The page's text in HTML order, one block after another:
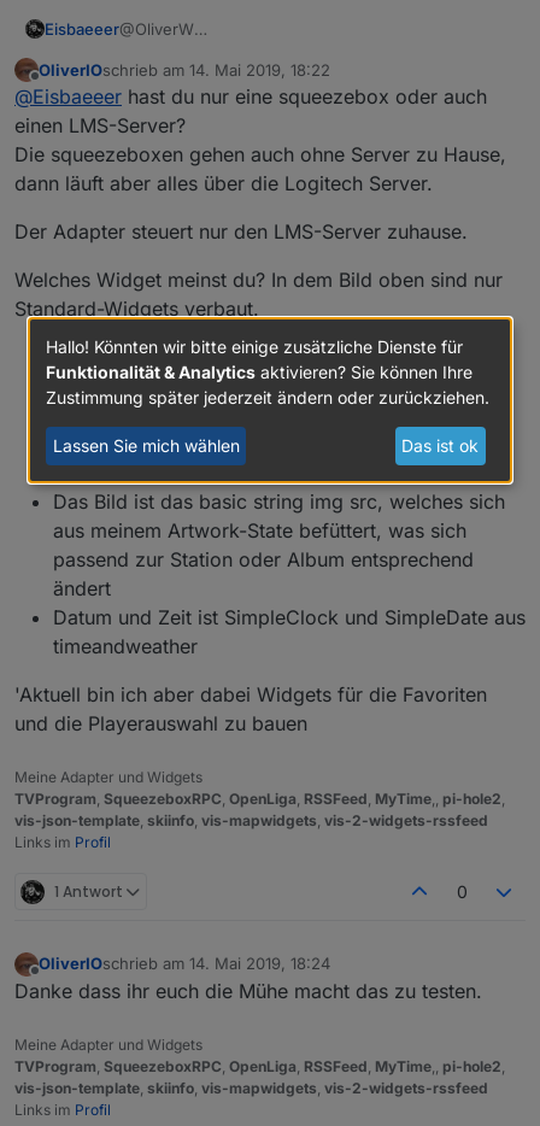
Eisbaeeer@OliverW
Habe squeezebox zuhause. Werde das bei
Gelegenheit testen. Kannst du dein Widget für mich
exportieren?
Sieht gut aus, würde ich gerne bei mir einsetzen.
Gruß Eisbaeeer
Offline
OliverIOschrieb am 14. Mai 2019, 18:22
zuletzt editiert von
@Eisbaeeer hast du nur eine squeezebox oder auch
einen LMS-Server?
Die squeezeboxen gehen auch ohne Server zu Hause,
dann läuft aber alles über die Logitech Server.
Der Adapter steuert nur den LMS-Server zuhause.
Welches Widget meinst du? In dem Bild oben sind nur
Standard-Widgets verbaut.
Die Lautstärkesteuerung ist der Circle-Knob aus
den hqwidgets
Die Playbuttons sind die On/Off-Buttonsaus
hqwidgets mit Icons, die ich bei Iconfinder
gefunden hab und etwas nachbearbeitet habe
Das Bild ist das basic string img src, welches sich
aus meinem Artwork-State befüttert, was sich
passend zur Station oder Album entsprechend
ändert
Datum und Zeit ist SimpleClock und SimpleDate aus
timeandweather
'Aktuell bin ich aber dabei Widgets für die Favoriten
und die Playerauswahl zu bauen
Meine Adapter und Widgets
TVProgram, SqueezeboxRPC, OpenLiga, RSSFeed, MyTime,, pi-hole2,
vis-json-template, skiinfo, vis-mapwidgets, vis-2-widgets-rssfeed
Links im Profil
1 Antwort 0
Offline
OliverIOschrieb am 14. Mai 2019, 18:24
zuletzt editiert von
Danke dass ihr euch die Mühe macht das zu testen.
Meine Adapter und Widgets
TVProgram SqueezeboxRPC OpenLiga RSSFeed MyTime pi-hole2
vis-json-template skiinfo vis-mapwidgets vis-2-widgets-rssfeed
Links im Profil
Hallo! Könnten wir bitte einige zusätzliche Dienste für
Funktionalität & Analytics aktivieren? Sie können Ihre
Zustimmung später jederzeit ändern oder zurückziehen.
Lassen Sie mich wählen Das ist ok